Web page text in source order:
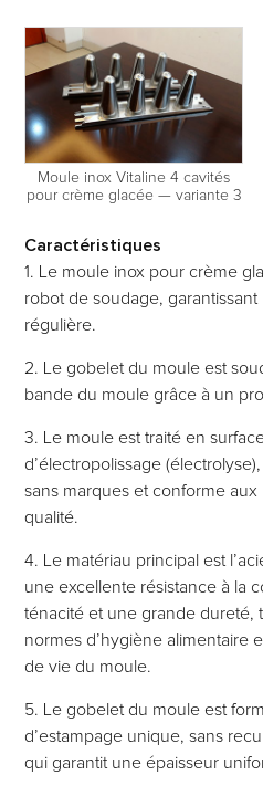
Moule inox Vitaline 4 cavités
pour crème glacée — variante 3
Caractéristiques
1. Le moule inox pour crème
robot de soudage,
régulière.
2. Le gobelet du moule est
bande du moule grâce à un
3. Le moule est traité en
d’électropolissage
sans marques et conforme
qualité.
4. Le matériau principal est
une excellente résistance à la
ténacité et une grande dureté,
normes d’hygiène alimentaire
de vie du moule.
5. Le gobelet du moule est
d’estampage unique, sans
qui garantit une épaisseur